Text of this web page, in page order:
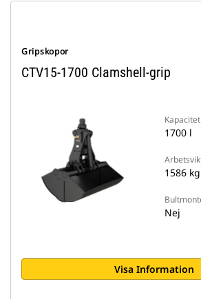
Gripskopor
CTV15-1700 Clamshell-grip
Kapacitet
1700 l
1586 kg
Nej
Visa Information